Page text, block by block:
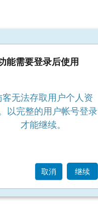
能需要登录后使用
客无法存取用户个人资
以完整的用户帐号登录
才能继续。
取消 继续